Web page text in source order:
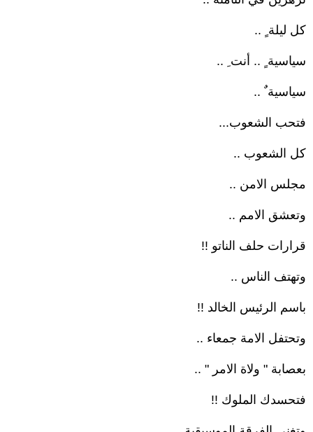
كل ليلة ٍ ..
سياسية ٍ .. أنت ِ ..
سياسية ٌ ..
فتحب الشعوب...
كل الشعوب ..
مجلس الامن ..
وتعشق الامم ..
قرارات حلف الناتو !!
وتهتف الناس ..
باسم الرئيس الخالد !!
وتحتفل الامة جمعاء ..
بعصابة " ولاة الامر " ..
فتحسدك الملوك !!